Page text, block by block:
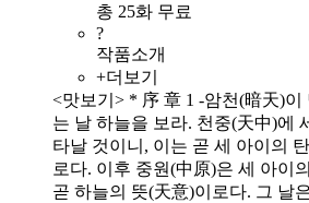
총 25화 무료
?
작품소개
+더보기
<맛보기> * 序 章 1 -암천(暗天)이
는 날 하늘을 보라. 천중(天中)에
타날 것이니, 이는 곧 세 아이의
로다. 이후 중원(中原)은 세 아이
곧 하늘의 뜻(天意)이로다. 그